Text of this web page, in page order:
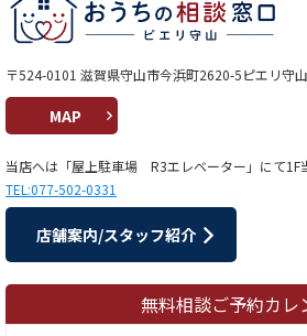
〒524-0101 滋賀県守山市今浜町2620-5ピエリ守
MAP
当店へは「屋上駐車場 R3エレベーター」にて1F
TEL:077-502-0331
店舗案内/スタッフ紹介
無料相談ご予約カレ